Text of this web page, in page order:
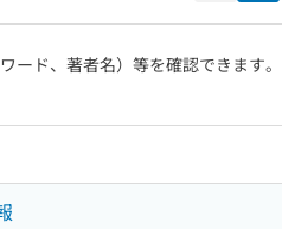
ける年間エネルギー消費実
テムの開発（その2） : 垂直
ットハンドの性能検証 放射能
ルコリドー簡易評価ツールの
ード、著者名）等を確認できます。